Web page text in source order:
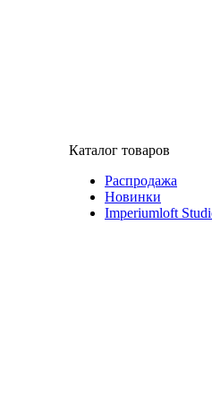
Каталог товаров
Распродажа
Новинки
Imperiumloft